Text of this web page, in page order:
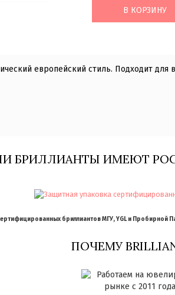
В КОРЗИНУ
европейский стиль. Подходит для
БРИЛЛИАНТЫ ИМЕЮТ
бриллиантов МГУ, YGL и Пробирной
ПОЧЕМУ